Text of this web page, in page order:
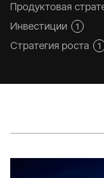
Продуктовая
Инвестиции 1
Стратегия роста 1